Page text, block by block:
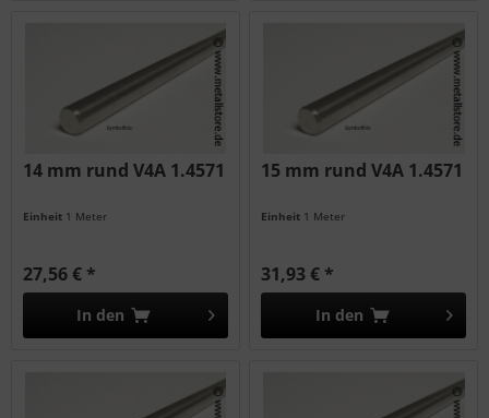
14 mm rund V4A 1.4571
Einheit 1 Meter
27,56 € *
In den
15 mm rund V4A 1.4571
Einheit 1 Meter
31,93 € *
In den